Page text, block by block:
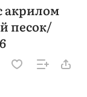
акрилом
песок/